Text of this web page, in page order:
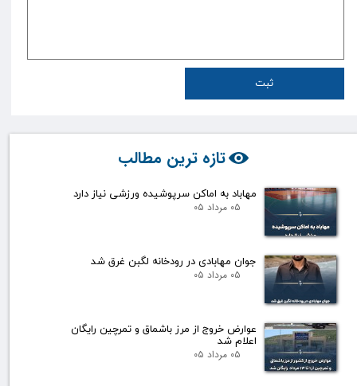
تازه ترین مطالب
مهاباد به اماکن سرپوشیده ورزشی نیاز دارد
۰۵ مرداد ۰۵
جوان مهابادی در رودخانه لگبن غرق شد
۰۵ مرداد ۰۵
عوارض خروج از مرز باشماق و تمرچین رایگان
اعلام شد
۰۵ مرداد ۰۵
ثبت